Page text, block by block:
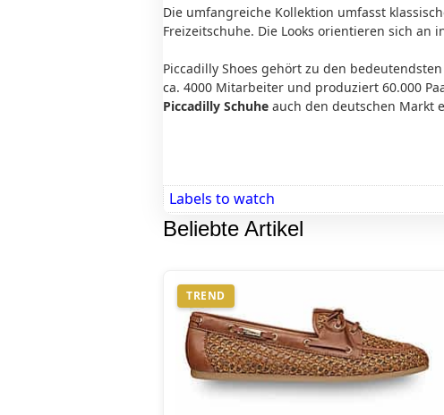
Die umfangreiche Kollektion umfasst
Freizeitschuhe. Die Looks orientieren sich an
Piccadilly Shoes gehört zu den
ca. 4000 Mitarbeiter und produziert 60.000
Piccadilly Schuhe auch den deutschen Markt
Labels to watch
Beliebte Artikel
TREND